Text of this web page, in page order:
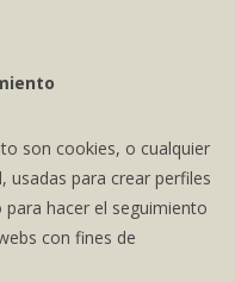
son cookies, o cualquier
para crear perfiles
hacer el seguimiento
con fines de